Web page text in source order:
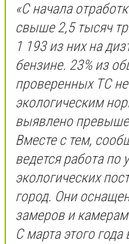
«С начала
свыше 2,5 тысяч
1 193 из них на
бензине. 23% из
проверенных ТС
экологическим
выявлено
Вместе с тем,
ведется работа по
экологических
город. Они
замеров и
С марта этого